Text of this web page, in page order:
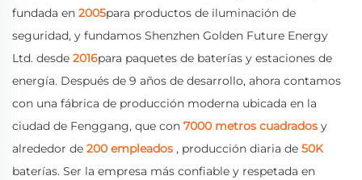
fundada en 2005para productos de iluminación de
seguridad, y fundamos Shenzhen Golden Future Energy
Ltd. desde 2016para paquetes de baterías y estaciones de
energía. Después de 9 años de desarrollo, ahora contamos
con una fábrica de producción moderna ubicada en la
ciudad de Fenggang, que con 7000 metros cuadrados y
alrededor de 200 empleados , producción diaria de 50K
baterías. Ser la empresa más confiable y respetada en